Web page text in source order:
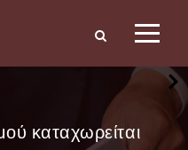
καταχωρείται